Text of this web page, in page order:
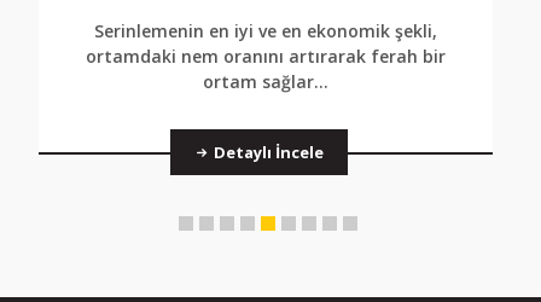
Serinlemenin en iyi ve en ekonomik şekli,
ortamdaki nem oranını artırarak ferah bir
ortam sağlar...
Detaylı İncele